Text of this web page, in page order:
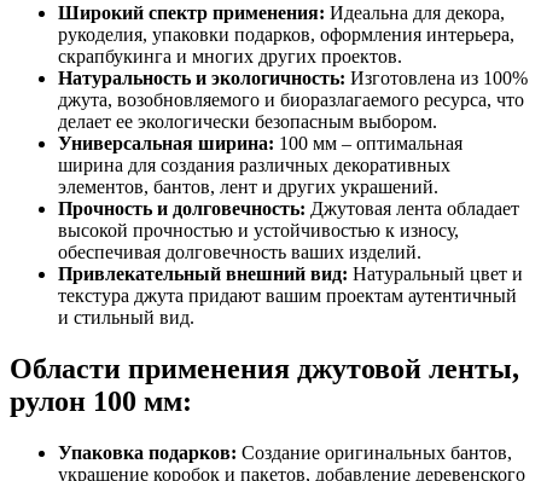
Широкий спектр применения: Идеальна для декора,
рукоделия, упаковки подарков, оформления интерьера,
скрапбукинга и многих других проектов.
Натуральность и экологичность: Изготовлена из 100%
джута, возобновляемого и биоразлагаемого ресурса, что
делает ее экологически безопасным выбором.
Универсальная ширина: 100 мм – оптимальная
ширина для создания различных декоративных
элементов, бантов, лент и других украшений.
Прочность и долговечность: Джутовая лента обладает
высокой прочностью и устойчивостью к износу,
обеспечивая долговечность ваших изделий.
Привлекательный внешний вид: Натуральный цвет и
текстура джута придают вашим проектам аутентичный
и стильный вид.
Области применения джутовой ленты,
рулон 100 мм:
Упаковка подарков: Создание оригинальных бантов,
украшение коробок и пакетов, добавление деревенского